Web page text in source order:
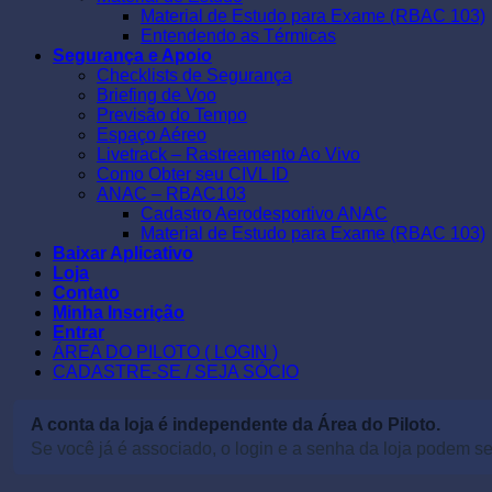
Material de Estudo para Exame (RBAC 103)
Entendendo as Térmicas
Segurança e Apoio
Checklists de Segurança
Briefing de Voo
Previsão do Tempo
Espaço Aéreo
Livetrack – Rastreamento Ao Vivo
Como Obter seu CIVL ID
ANAC – RBAC103
Cadastro Aerodesportivo ANAC
Material de Estudo para Exame (RBAC 103)
Baixar Aplicativo
Loja
Contato
Minha Inscrição
Entrar
ÁREA DO PILOTO ( LOGIN )
CADASTRE-SE / SEJA SÓCIO
A conta da loja é independente da Área do Piloto.
Se você já é associado, o login e a senha da loja podem